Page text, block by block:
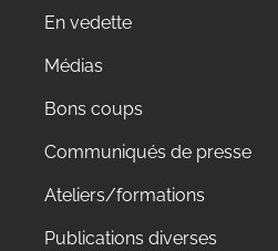
En vedette
Médias
Bons coups
Communiqués de presse
Ateliers/formations
Publications diverses